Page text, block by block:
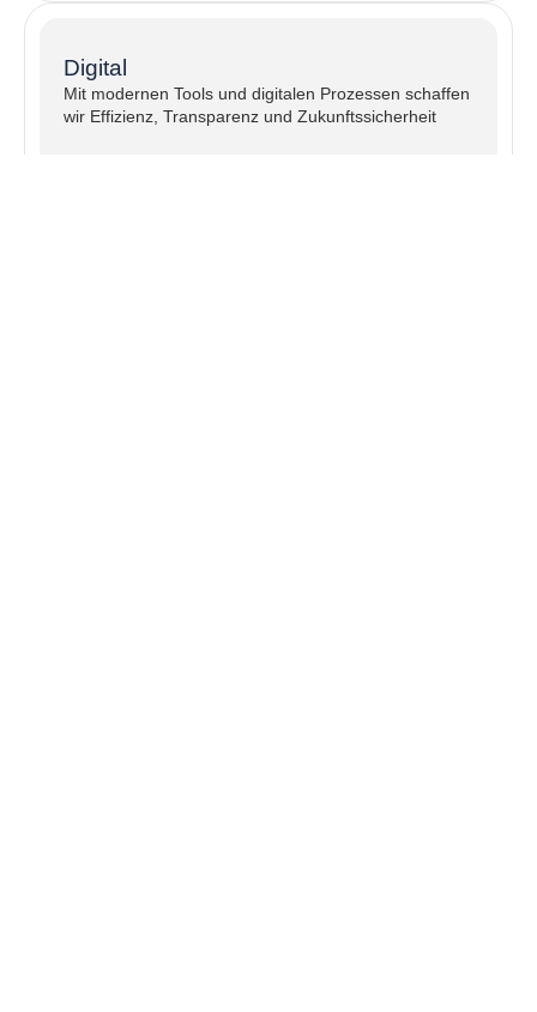
Digital
Mit modernen Tools und digitalen Prozessen schaffen
wir Effizienz, Transparenz und Zukunftssicherheit